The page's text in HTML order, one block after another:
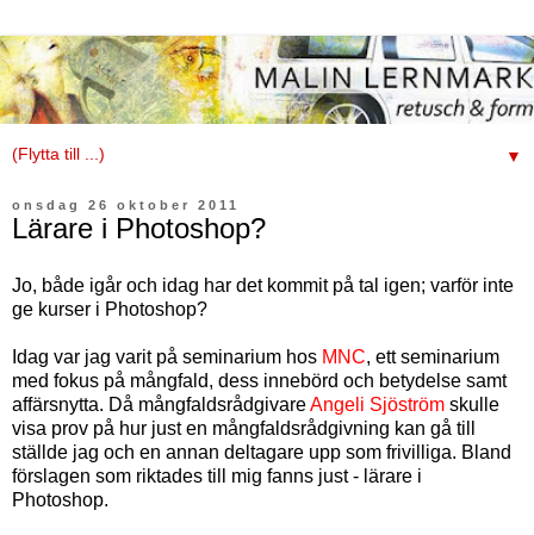
▼
onsdag 26 oktober 2011
Lärare i Photoshop?
Jo, både igår och idag har det kommit på tal igen; varför inte
ge kurser i Photoshop?
Idag var jag varit på seminarium hos MNC, ett seminarium
med fokus på mångfald, dess innebörd och betydelse samt
affärsnytta. Då mångfaldsrådgivareAngeli Sjöström skulle
visa prov på hur just en mångfaldsrådgivning kan gå till
ställde jag och en annan deltagare upp som frivilliga. Bland
förslagen som riktades till mig fanns just - lärare i
Photoshop.